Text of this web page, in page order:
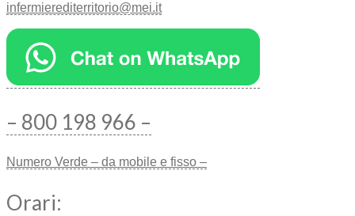
infermierediterritorio@mei.it
– 800 198 966 –
Numero Verde – da mobile e fisso –
Orari: